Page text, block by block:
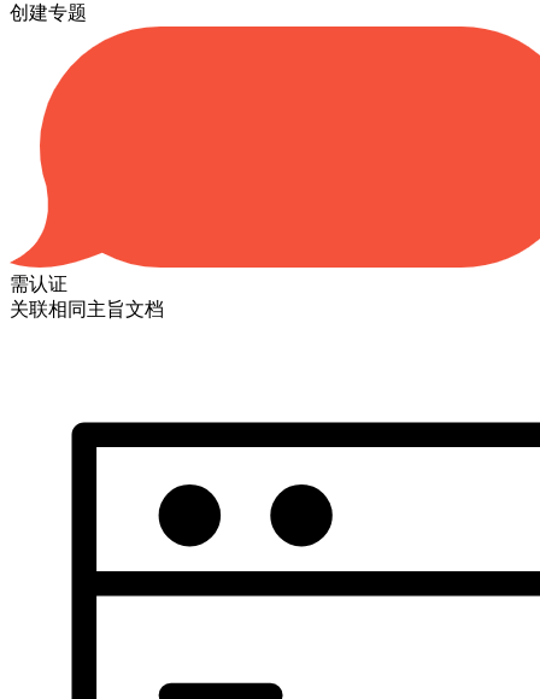
创建专题
需认证
关联相同主旨文档